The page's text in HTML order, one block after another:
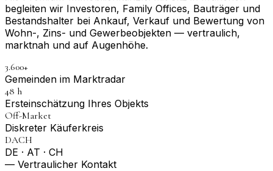
begleiten wir Investoren, Family Offices, Bauträger und
Bestandshalter bei Ankauf, Verkauf und Bewertung von
Wohn-, Zins- und Gewerbeobjekten — vertraulich,
marktnah und auf Augenhöhe.
3.600+
Gemeinden im Marktradar
48 h
Erst­einschätzung Ihres Objekts
Off-Market
Diskreter Käuferkreis
DACH
DE · AT · CH
— Vertraulicher Kontakt